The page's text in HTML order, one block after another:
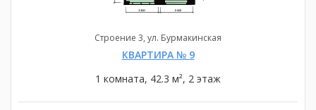
Строение 3, ул. Бурмакинская
КВАРТИРА № 9
1 комната, 42.3 м², 2 этаж